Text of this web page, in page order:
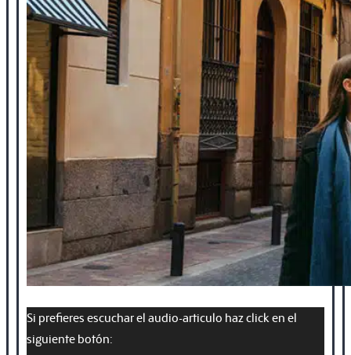
Si prefieres escuchar el audio-articulo haz click en el
siguiente botón: